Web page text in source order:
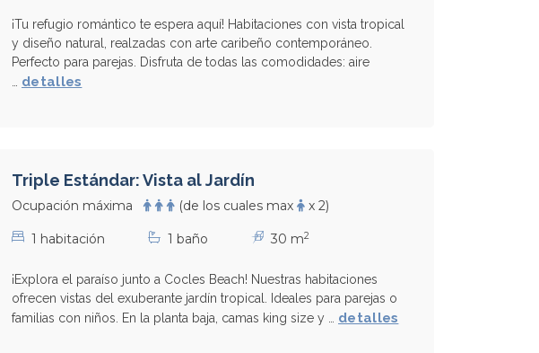
¡Tu refugio romántico te espera aquí! Habitaciones con vista tropical
y diseño natural, realzadas con arte caribeño contemporáneo.
Perfecto para parejas. Disfruta de todas las comodidades: aire
detalles
Triple Estándar: Vista al Jardín
Ocupación máxima (de los cuales max x 2)
1 habitación 1 baño 30 m2
¡Explora el paraíso junto a Cocles Beach! Nuestras habitaciones
ofrecen vistas del exuberante jardín tropical. Ideales para parejas o
familias con niños. En la planta baja, camas king size y … detalles